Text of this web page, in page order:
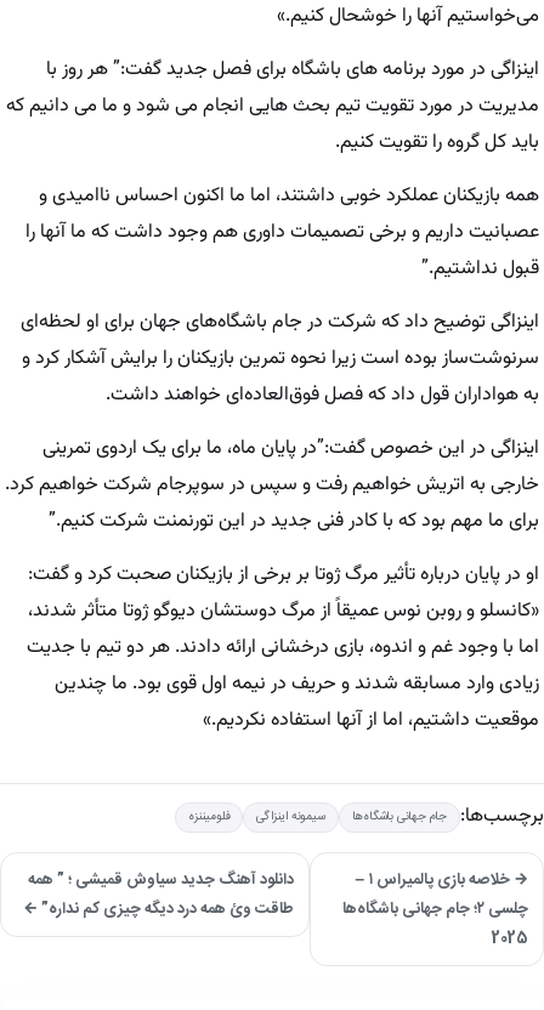
می‌خواستیم آنها را خوشحال کنیم.»
اینزاگی در مورد برنامه های باشگاه برای فصل جدید گفت:” هر روز با
مدیریت در مورد تقویت تیم بحث هایی انجام می شود و ما می دانیم که
باید کل گروه را تقویت کنیم.
همه بازیکنان عملکرد خوبی داشتند، اما ما اکنون احساس ناامیدی و
عصبانیت داریم و برخی تصمیمات داوری هم وجود داشت که ما آنها را
قبول نداشتیم.”
اینزاگی توضیح داد که شرکت در جام باشگاه‌های جهان برای او لحظه‌ای
سرنوشت‌ساز بوده است زیرا نحوه تمرین بازیکنان را برایش آشکار کرد و
به هواداران قول داد که فصل فوق‌العاده‌ای خواهند داشت.
اینزاگی در این خصوص گفت:”در پایان ماه، ما برای یک اردوی تمرینی
خارجی به اتریش خواهیم رفت و سپس در سوپرجام شرکت خواهیم کرد.
برای ما مهم بود که با کادر فنی جدید در این تورنمنت شرکت کنیم.”
او در پایان درباره تأثیر مرگ ژوتا بر برخی از بازیکنان صحبت کرد و گفت:
«کانسلو و روبن نوس عمیقاً از مرگ دوستشان دیوگو ژوتا متأثر شدند،
اما با وجود غم و اندوه، بازی درخشانی ارائه دادند. هر دو تیم با جدیت
زیادی وارد مسابقه شدند و حریف در نیمه اول قوی بود. ما چندین
موقعیت داشتیم، اما از آنها استفاده نکردیم.»
برچسب‌ها: جام جهانی باشگاه‌ها سیمونه اینزاگی فلومیننزه
→ خلاصه بازی پالمیراس ۱ –
چلسی ۲؛ جام جهانی باشگاه‌ها
2025
دانلود آهنگ جدید سیاوش قمیشی ؛ ” همه
طاقت وئ همه درد دیگه چیزی کم نداره” ←